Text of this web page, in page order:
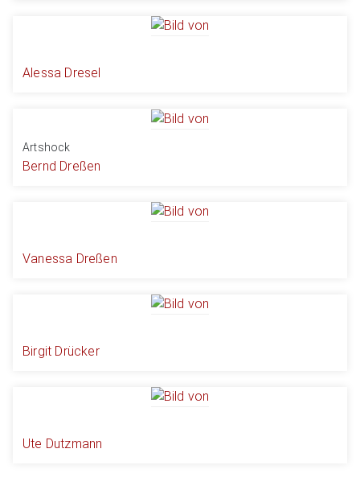
Alessa Dresel
Artshock
Bernd Dreßen
Vanessa Dreßen
Birgit Drücker
Ute Dutzmann